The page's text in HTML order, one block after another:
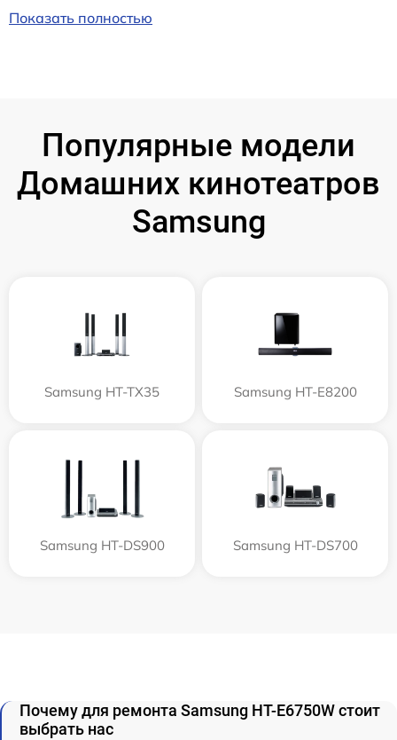
Показать полностью
Популярные модели
Домашних кинотеатров
Samsung
Samsung HT-TX35 Samsung HT-E8200
Samsung HT-DS900 Samsung HT-DS700
Почему для ремонта Samsung HT-E6750W стоит
выбрать нас